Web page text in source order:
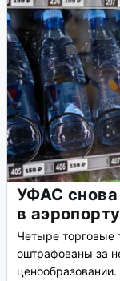
УФАС снова
в
Четыре торговые
оштрафованы за
ценообразовании.